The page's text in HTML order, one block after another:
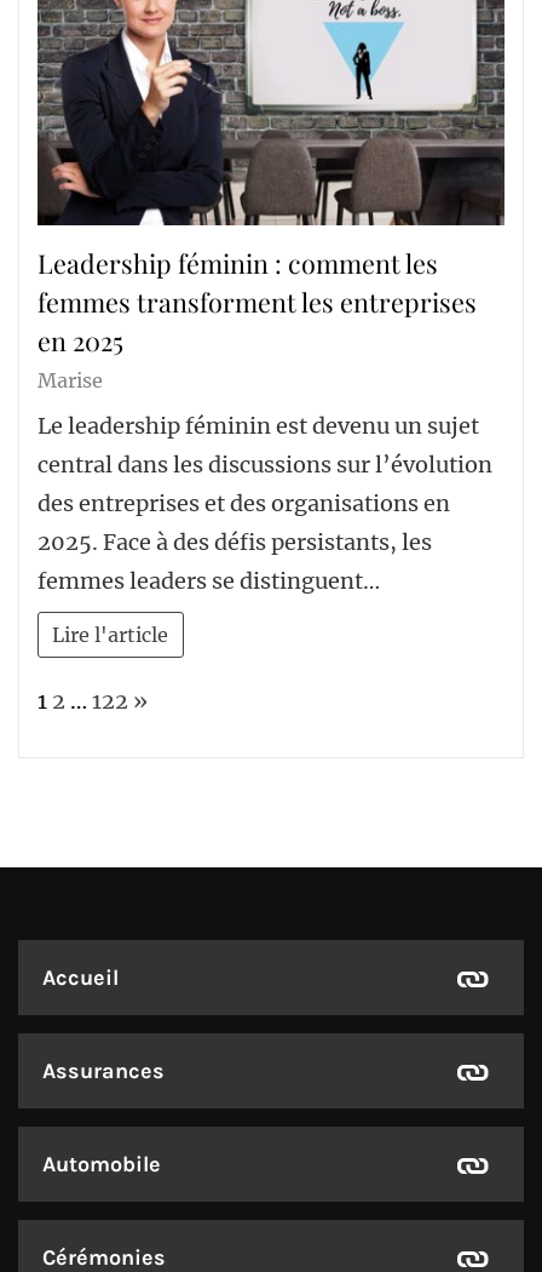
Leadership féminin : comment les
femmes transforment les entreprises
en 2025
Marise
Le leadership féminin est devenu un sujet
central dans les discussions sur l’évolution
des entreprises et des organisations en
2025. Face à des défis persistants, les
femmes leaders se distinguent…
Lire l'article
Page:
1 2 … 122 Next
»
Accueil
Assurances
Automobile
Cérémonies